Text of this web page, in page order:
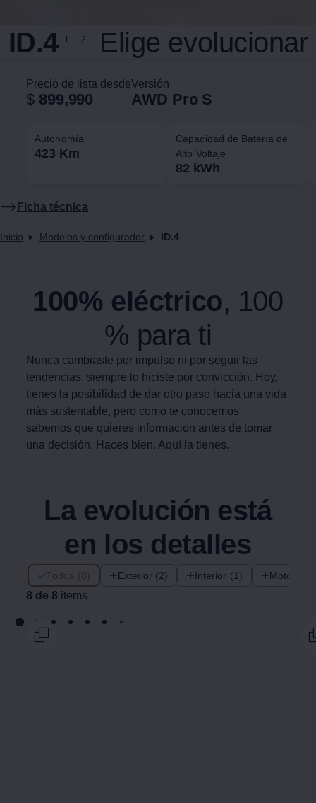
ID.4 1 2 Elige evolucionar
Precio de lista desde
$ 899,990
Versión
AWD Pro S
Autonomía
423 Km
Capacidad de Batería de
Alto Voltaje
82 kWh
Ficha técnica
Inicio Modelos y configurador ID.4
100% eléctrico, 100
% para ti
Nunca cambiaste por impulso ni por seguir las
tendencias, siempre lo hiciste por convicción. Hoy,
tienes la posibilidad de dar otro paso hacia una vida
más sustentable, pero como te conocemos,
sabemos que quieres información antes de tomar
una decisión. Haces bien. Aquí la tienes.
La evolución está
en los detalles
Todos (8) Exterior (2) Interior (1) Motor (1)
8 de 8 items
8 de 8 items